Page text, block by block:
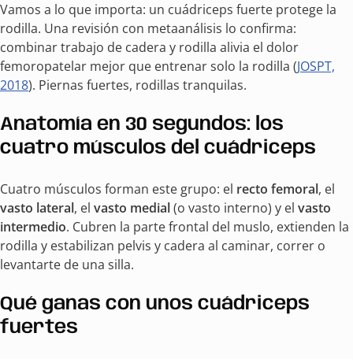
Vamos a lo que importa: un cuádriceps fuerte protege la
rodilla. Una revisión con metaanálisis lo confirma:
combinar trabajo de cadera y rodilla alivia el dolor
femoropatelar mejor que entrenar solo la rodilla (JOSPT,
2018). Piernas fuertes, rodillas tranquilas.
Anatomía en 30 segundos: los
cuatro músculos del cuádriceps
Cuatro músculos forman este grupo: el recto femoral, el
vasto lateral, el vasto medial(o vasto interno) y el vasto
intermedio. Cubren la parte frontal del muslo, extienden la
rodilla y estabilizan pelvis y cadera al caminar, correr o
levantarte de una silla.
Qué ganas con unos cuádriceps
fuertes